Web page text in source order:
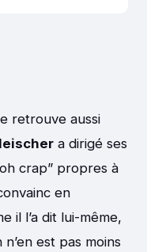
retrouve aussi
a dirigé ses
crap” propres à
en
il l’a dit lui-même,
est pas moins